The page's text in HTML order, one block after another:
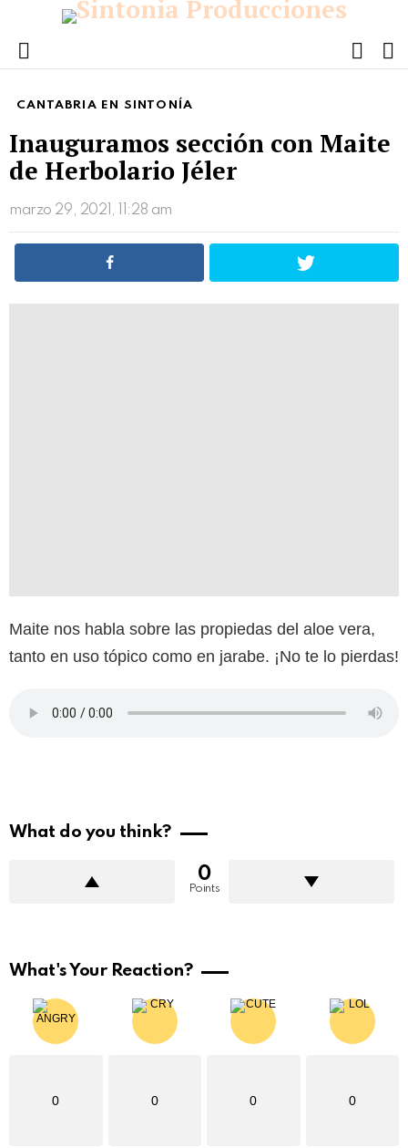
Menu
CANTABRIA EN SINTONÍA
Inauguramos sección con Maite
de Herbolario Jéler
marzo 29, 2021, 11:28 am
Maite nos habla sobre las propiedas del aloe vera,
tanto en uso tópico como en jarabe. ¡No te lo pierdas!
What do you think?
0
Points
What's Your Reaction?
0 0 0 0